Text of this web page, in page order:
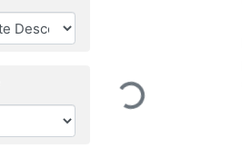
Loading...